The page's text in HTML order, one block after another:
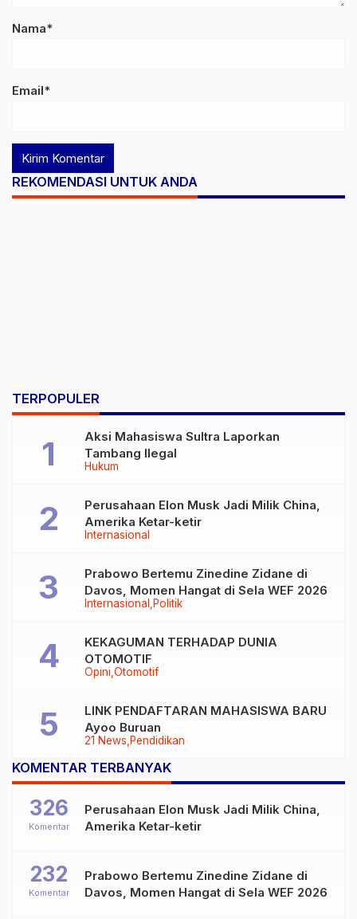
Nama*
Email*
REKOMENDASI UNTUK ANDA
TERPOPULER
Hukum
Aksi Mahasiswa Sultra Laporkan
Tambang Ilegal
Internasional
Perusahaan Elon Musk Jadi Milik China,
Amerika Ketar-ketir
Internasional Politik
Prabowo Bertemu Zinedine Zidane di
Davos, Momen Hangat di Sela WEF 2026
Opini Otomotif
KEKAGUMAN TERHADAP DUNIA
OTOMOTIF
21 News Pendidikan
LINK PENDAFTARAN MAHASISWA BARU
Ayoo Buruan
KOMENTAR TERBANYAK
Perusahaan Elon Musk Jadi Milik China,
Amerika Ketar-ketir
326
Komentar
Prabowo Bertemu Zinedine Zidane di
Davos, Momen Hangat di Sela WEF 2026
232
Komentar